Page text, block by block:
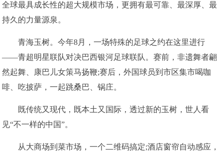
全球最具成长性的超大规模市场，更拥有最可靠、最深厚、最
持久的力量源泉。
青海玉树。今年8月，一场特殊的足球之约在这里进行
——青超明星联队对决巴西银河足球联队。赛前，非遗舞者翩
然起舞、康巴儿女策马扬鞭;赛后，外国球员到市区集市喝咖
啡、吃披萨，一起跳桑巴、锅庄。
既传统又现代，既本土又国际，透过新的玉树，世人看
见“不一样的中国”。
从大商场到菜市场，一个二维码搞定;酒店窗帘自动感应，